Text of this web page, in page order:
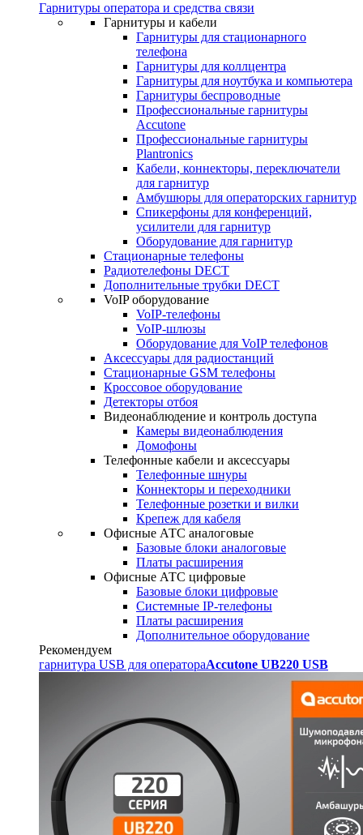
Гарнитуры оператора и средства связи
Гарнитуры и кабели
Гарнитуры для стационарного
телефона
Гарнитуры для коллцентра
Гарнитуры для ноутбука и компьютера
Гарнитуры беспроводные
Профессиональные гарнитуры
Accutone
Профессиональные гарнитуры
Plantronics
Кабели, коннекторы, переключатели
для гарнитур
Амбушюры для операторских гарнитур
Cпикерфоны для конференций,
усилители для гарнитур
Оборудование для гарнитур
Стационарные телефоны
Радиотелефоны DECT
Дополнительные трубки DECT
VoIP оборудование
VoIP-телефоны
VoIP-шлюзы
Оборудование для VoIP телефонов
Аксессуары для радиостанций
Стационарные GSM телефоны
Кроссовое оборудование
Детекторы отбоя
Видеонаблюдение и контроль доступа
Камеры видеонаблюдения
Домофоны
Телефонные кабели и аксессуары
Телефонные шнуры
Коннекторы и переходники
Телефонные розетки и вилки
Крепеж для кабеля
Офисные АТС аналоговые
Базовые блоки аналоговые
Платы расширения
Офисные АТС цифровые
Базовые блоки цифровые
Системные IP-телефоны
Платы расширения
Дополнительное оборудование
Рекомендуем
гарнитура USB для оператораAccutone UB220 USB